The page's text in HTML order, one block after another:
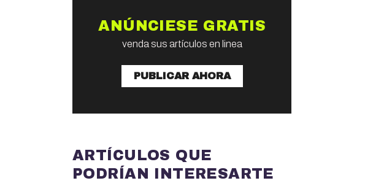
ANÚNCIESE GRATIS
venda sus artículos en linea
PUBLICAR AHORA
ARTÍCULOS QUE
PODRÍAN INTERESARTE